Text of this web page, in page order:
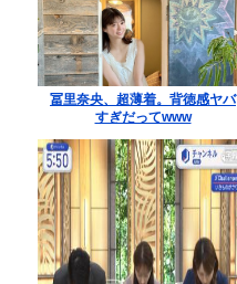
冨里奈央、超薄着。背徳感ヤバ
すぎだってwww